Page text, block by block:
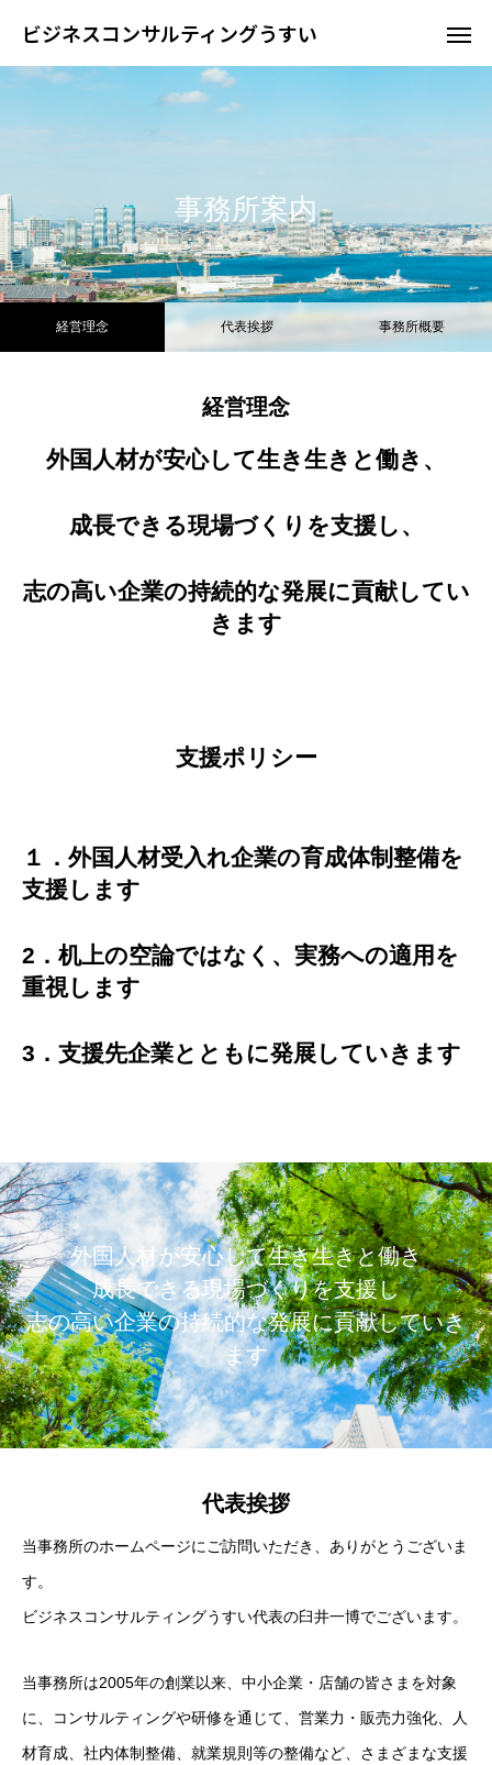
ビジネスコンサルティングうすい
事務所案内
経営理念 代表挨拶 事務所概要
経営理念
外国人材が安心して生き生きと働き、
成長できる現場づくりを支援し、
志の高い企業の持続的な発展に貢献してい
きます
支援ポリシー
１．外国人材受入れ企業の育成体制整備を
支援します
2．机上の空論ではなく、実務への適用を
重視します
3．支援先企業とともに発展していきます
外国人材が安心して生き生きと働き
成長できる現場づくりを支援し
志の高い企業の持続的な発展に貢献していき
ます
代表挨拶
当事務所のホームページにご訪問いただき、ありがとうございま
す。
ビジネスコンサルティングうすい代表の臼井一博でございます。
当事務所は2005年の創業以来、中小企業・店舗の皆さまを対象
に、コンサルティングや研修を通じて、営業力・販売力強化、人
材育成、社内体制整備、就業規則等の整備など、さまざまな支援